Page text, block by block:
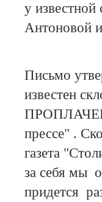
у
Антоновой
Письмо
известен
прессе" .
газета
за себя мы
придется